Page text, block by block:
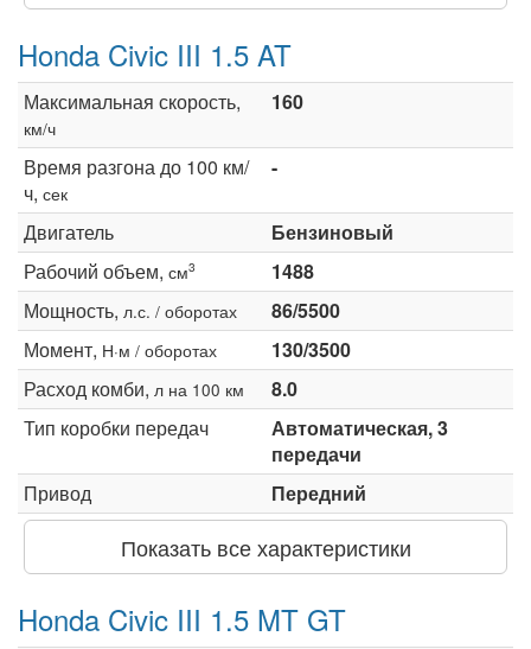
Honda Civic III 1.5 AT
Максимальная скорость,
км/ч
160
Время разгона до 100 км/
ч, сек
-
Двигатель
Бензиновый
Рабочий объем, см3
1488
Мощность, л.с. / оборотах
86/5500
Момент, Н·м / оборотах
130/3500
Расход комби, л на 100 км
8.0
Тип коробки передач
Автоматическая, 3
передачи
Привод
Передний
Показать все характеристики
Honda Civic III 1.5 MT GT